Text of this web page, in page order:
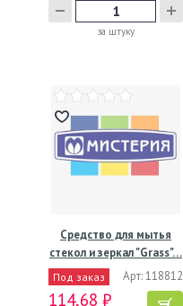
за штуку
Средство для мытья
стекол и зеркал "Grass"…
Под заказ Арт: 118812
114,68 ₽